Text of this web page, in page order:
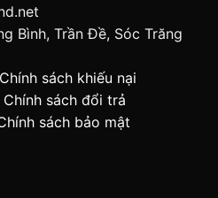
Bình, Trần Đề, Sóc Trăng
Chính sách khiếu nại
Chính sách đổi trả
sách bảo mật